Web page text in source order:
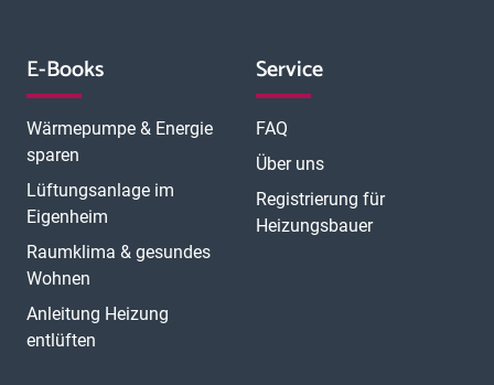
E-Books
Wärmepumpe & Energie
sparen
Lüftungsanlage im
Eigenheim
Raumklima & gesundes
Wohnen
Anleitung Heizung
entlüften
Service
FAQ
Über uns
Registrierung für
Heizungsbauer